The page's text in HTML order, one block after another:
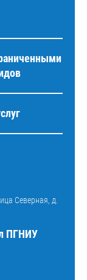
Северная, д.
ПГНИУ